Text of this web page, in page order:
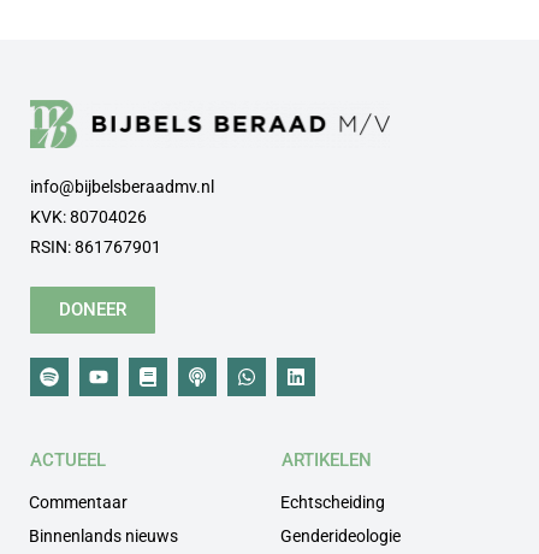
info@bijbelsberaadmv.nl
KVK: 80704026
RSIN: 861767901
DONEER
ACTUEEL
Commentaar
Binnenlands nieuws
ARTIKELEN
Echtscheiding
Genderideologie